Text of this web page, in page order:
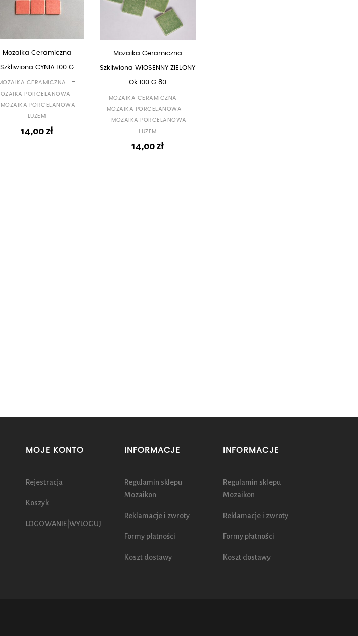
Mozaika Ceramiczna
Szkliwiona CYNIA 100 G
CERAMICZNA -
PORCELANOWA -
MOZAIKA PORCELANOWA
LUZEM
14,00zł
Mozaika Ceramiczna
Szkliwiona WIOSENNY ZIELONY
Ok.100 G 80
MOZAIKA CERAMICZNA -
MOZAIKA PORCELANOWA -
MOZAIKA PORCELANOWA
LUZEM
14,00zł
MOJE KONTO
Rejestracja
Koszyk
LOGOWANIE|WYLOGUJ
INFORMACJE
Regulamin sklepu
Mozaikon
Reklamacje i zwroty
Formy płatności
Koszt dostawy
INFORMACJE
Regulamin sklepu
Mozaikon
Reklamacje i zwroty
Formy płatności
Koszt dostawy